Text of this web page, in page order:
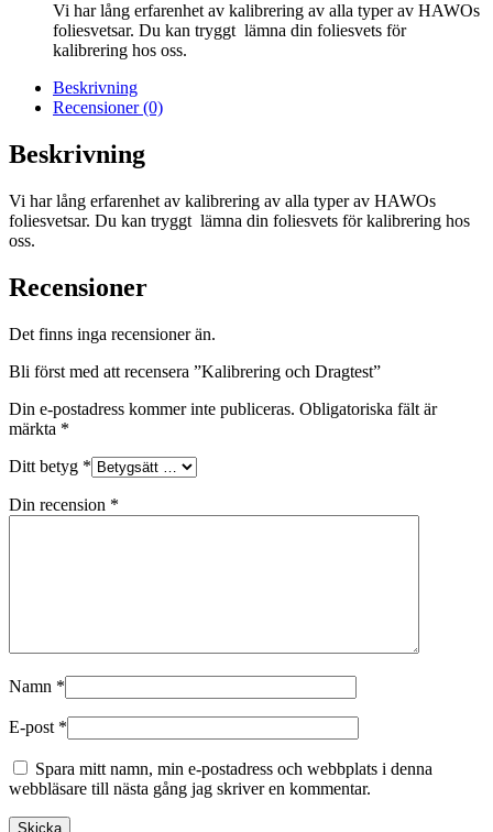
Vi har lång erfarenhet av kalibrering av alla typer av HAWOs
foliesvetsar. Du kan tryggt lämna din foliesvets för
kalibrering hos oss.
Beskrivning
Recensioner (0)
Beskrivning
Vi har lång erfarenhet av kalibrering av alla typer av HAWOs
foliesvetsar. Du kan tryggt lämna din foliesvets för kalibrering hos
oss.
Recensioner
Det finns inga recensioner än.
Bli först med att recensera ”Kalibrering och Dragtest”
Din e-postadress kommer inte publiceras. Obligatoriska fält är
märkta *
Ditt betyg *
Din recension *
Namn *
E-post *
Spara mitt namn, min e-postadress och webbplats i denna
webbläsare till nästa gång jag skriver en kommentar.